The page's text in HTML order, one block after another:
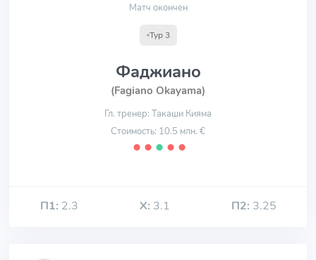
Матч окончен
Тур 3
Фаджиано
(Fagiano Okayama)
Гл. тренер: Такаши Кияма
Стоимость: 10.5 млн. €
⬤ ⬤ ⬤ ⬤ ⬤
П1: 2.3 Х: 3.1 П2: 3.25